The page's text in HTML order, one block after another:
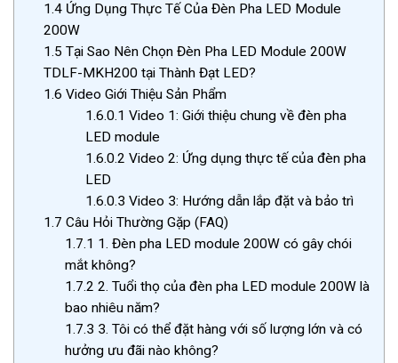
1.4 Ứng Dụng Thực Tế Của Đèn Pha LED Module
200W
1.5 Tại Sao Nên Chọn Đèn Pha LED Module 200W
TDLF-MKH200 tại Thành Đạt LED?
1.6 Video Giới Thiệu Sản Phẩm
1.6.0.1 Video 1: Giới thiệu chung về đèn pha
LED module
1.6.0.2 Video 2: Ứng dụng thực tế của đèn pha
LED
1.6.0.3 Video 3: Hướng dẫn lắp đặt và bảo trì
1.7 Câu Hỏi Thường Gặp (FAQ)
1.7.1 1. Đèn pha LED module 200W có gây chói
mắt không?
1.7.2 2. Tuổi thọ của đèn pha LED module 200W là
bao nhiêu năm?
1.7.3 3. Tôi có thể đặt hàng với số lượng lớn và có
hưởng ưu đãi nào không?